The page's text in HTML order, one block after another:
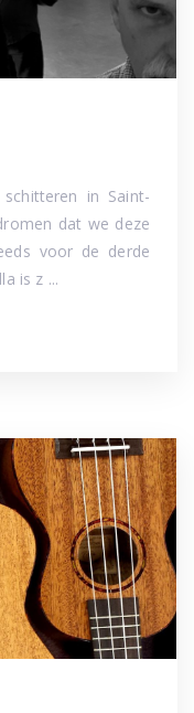
in Saint-
dat we deze
voor de derde
is z ...